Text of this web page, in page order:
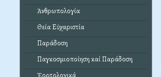
Ἀνθρωπολογία
Θεία Εὐχαριστία
Παράδοση
Παγκοσμιοποίηση καί Παράδοση